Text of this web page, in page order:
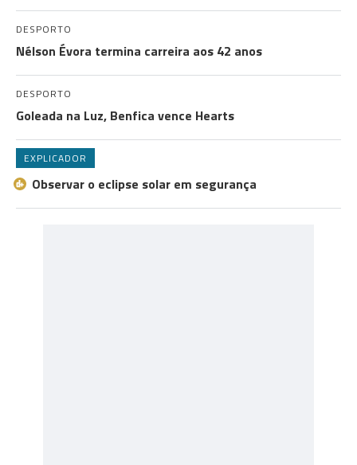
DESPORTO
Nélson Évora termina carreira aos 42 anos
DESPORTO
Goleada na Luz, Benfica vence Hearts
EXPLICADOR
Observar o eclipse solar em segurança